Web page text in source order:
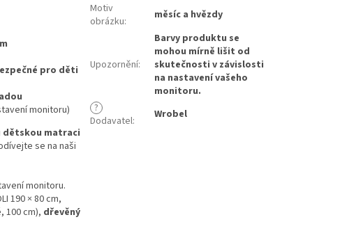
pro děti
monitoru)
dětskou matraci
se na naši
monitoru.
190 × 80 cm,
100 cm), dřevěný
Motiv
obrázku: měsíc a hvězdy
Upozornění:
Barvy produktu se
mohou mírně lišit od
skutečnosti v závislosti
na nastavení vašeho
monitoru.
?
Dodavatel: Wrobel